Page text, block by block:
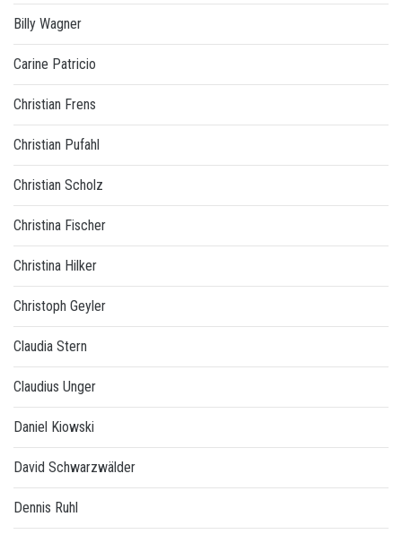
Billy Wagner
Carine Patricio
Christian Frens
Christian Pufahl
Christian Scholz
Christina Fischer
Christina Hilker
Christoph Geyler
Claudia Stern
Claudius Unger
Daniel Kiowski
David Schwarzwälder
Dennis Ruhl